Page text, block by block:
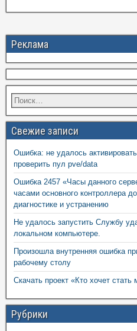
Реклама
Свежие записи
Ошибка: не удалось
проверить пул pve/data
Ошибка 2457 «Часы данного
часами основного контроллера
диагностике и устранению
Не удалось запустить Службу
локальном компьютере.
Произошла внутренняя ошибка
рабочему столу
Скачать проект «Кто хочет
Рубрики